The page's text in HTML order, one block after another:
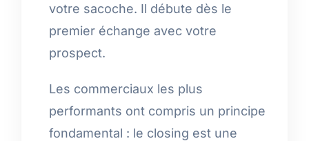
votre sacoche. Il débute dès le
premier échange avec votre
prospect.
Les commerciaux les plus
performants ont compris un principe
fondamental : le closing est une